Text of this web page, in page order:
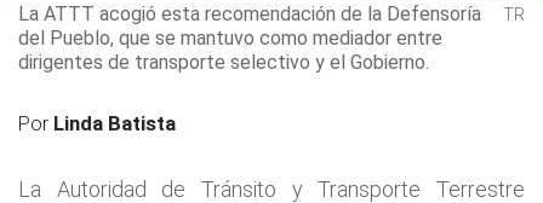
La ATTT acogió esta recomendación de la Defensoría
del Pueblo, que se mantuvo como mediador entre
dirigentes de transporte selectivo y el Gobierno.
TR
Por Linda Batista
La Autoridad de Tránsito y Transporte Terrestre